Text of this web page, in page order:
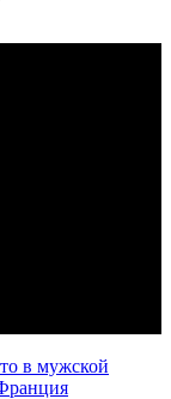
в мужской